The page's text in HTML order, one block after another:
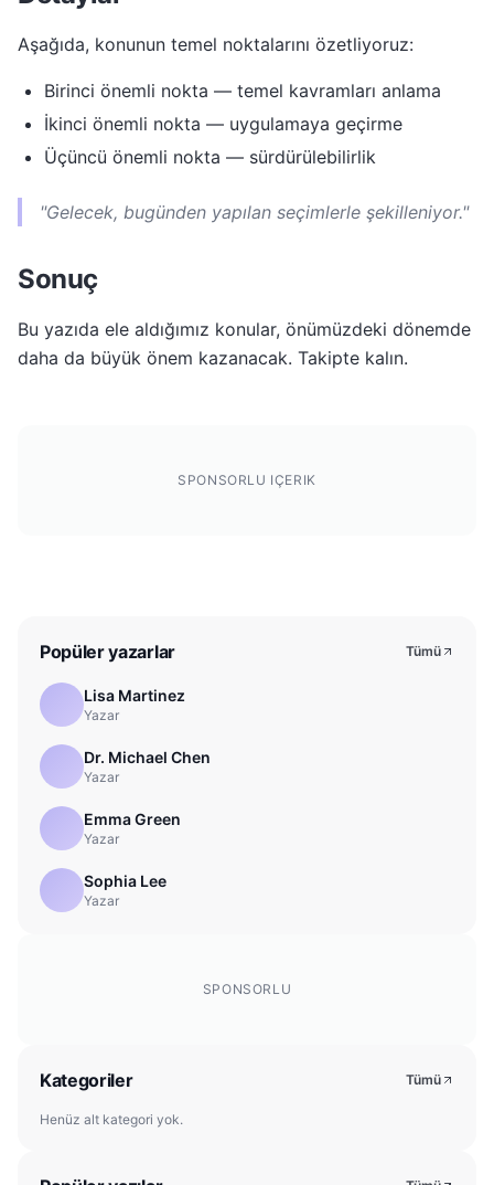
Aşağıda, konunun temel noktalarını özetliyoruz:
Birinci önemli nokta — temel kavramları anlama
İkinci önemli nokta — uygulamaya geçirme
Üçüncü önemli nokta — sürdürülebilirlik
"Gelecek, bugünden yapılan seçimlerle şekilleniyor."
Sonuç
Bu yazıda ele aldığımız konular, önümüzdeki dönemde
daha da büyük önem kazanacak. Takipte kalın.
SPONSORLU IÇERIK
Popüler yazarlar Tümü
Lisa Martinez
Yazar
Dr. Michael Chen
Yazar
Emma Green
Yazar
Sophia Lee
Yazar
SPONSORLU
Kategoriler Tümü
Henüz alt kategori yok.